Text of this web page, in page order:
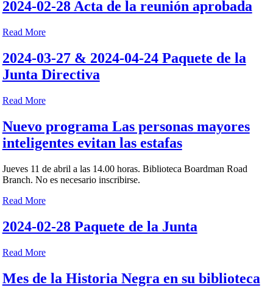
2024-02-28 Acta de la reunión aprobada
Read More
2024-03-27 & 2024-04-24 Paquete de la
Junta Directiva
Read More
Nuevo programa Las personas mayores
inteligentes evitan las estafas
Jueves 11 de abril a las 14.00 horas. Biblioteca Boardman Road
Branch. No es necesario inscribirse.
Read More
2024-02-28 Paquete de la Junta
Read More
Mes de la Historia Negra en su biblioteca